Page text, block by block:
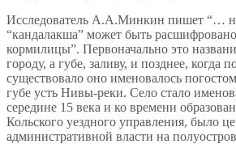
Исследователь А.А.Минкин пишет “…
“кандалакша” может быть
кормилицы”. Первоначально это
городу, а губе, заливу, и позднее, когда
существовало оно именовалось
губе усть Нивы-реки. Село стало
середине 15 века и ко времени
Кольского уездного управления, было
административной власти на